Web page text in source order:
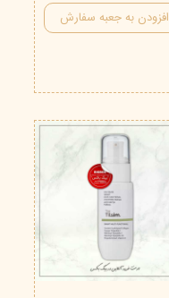
افزودن به جعبه سفارش